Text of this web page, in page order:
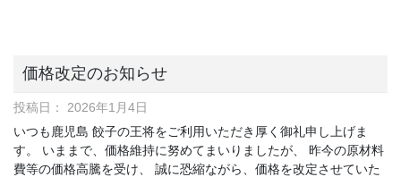
価格改定のお知らせ
投稿日： 2026年1月4日
いつも鹿児島 餃子の王将をご利用いただき厚く御礼申し上げま
す。 いままで、価格維持に努めてまいりましたが、 昨今の原材料
費等の価格高騰を受け、 誠に恐縮ながら、価格を改定させていた